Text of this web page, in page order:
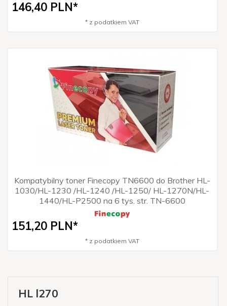
146,40 PLN*
* z podatkiem VAT
Kompatybilny toner Finecopy TN6600 do Brother HL-
1030/HL-1230 /HL-1240 /HL-1250/ HL-1270N/HL-
1440/HL-P2500 na 6 tys. str. TN-6600
151,20 PLN*
* z podatkiem VAT
HL l270